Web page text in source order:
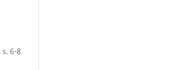
s. 6-8